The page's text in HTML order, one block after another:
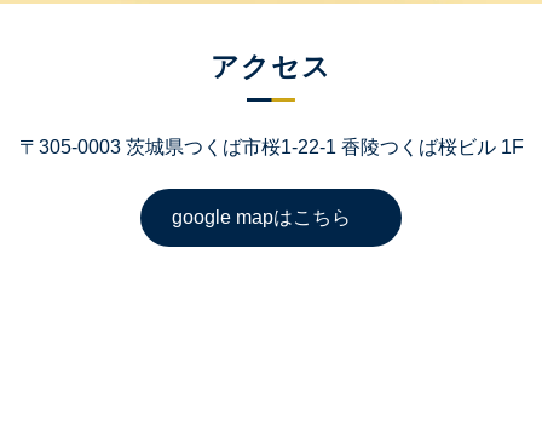
アクセス
〒305-0003 茨城県つくば市桜1-22-1 香陵つくば桜ビル 1F
google mapはこちら